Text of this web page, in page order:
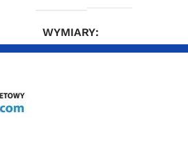
WYMIARY